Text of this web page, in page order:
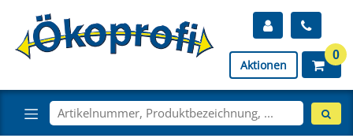
Aktionen
0